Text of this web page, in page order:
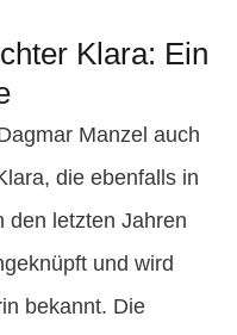
Klara: Ein
Manzel auch
die ebenfalls in
den letzten Jahren
und wird
bekannt. Die